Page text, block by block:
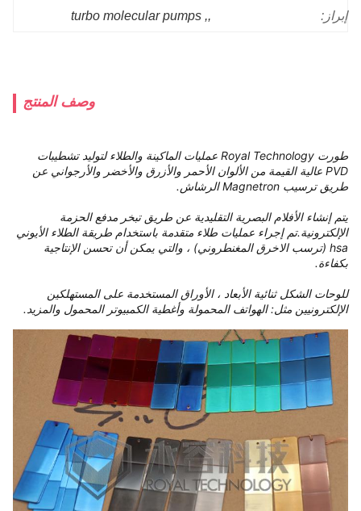
إبراز: ,
turbo molecular pumps
وصف المنتج
طورت Royal Technology عمليات الماكينة والطلاء لتوليد تشطيبات
PVD عالية القيمة من الألوان الأحمر والأزرق والأخضر والأرجواني عن
طريق ترسيب Magnetron الرشاش.
يتم إنشاء الأفلام البصرية التقليدية عن طريق تبخر مدفع الحزمة
الإلكترونية.تم إجراء عمليات طلاء متقدمة باستخدام طريقة الطلاء الأيوني
hsa (ترسب الاخرق المغنطروني) ، والتي يمكن أن تحسن الإنتاجية
بكفاءة.
للوحات الشكل ثنائية الأبعاد ، الأوراق المستخدمة على المستهلكين
الإلكترونيين مثل: الهواتف المحمولة وأغطية الكمبيوتر المحمول والمزيد.